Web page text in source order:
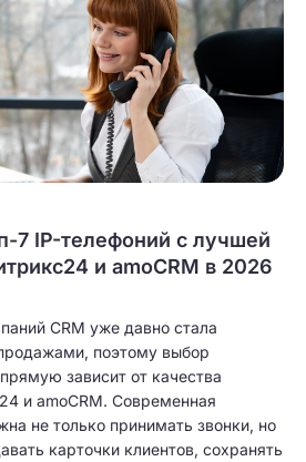
7 IP-телефоний с лучшей
и amoCRM в 2026
CRM уже давно стала
поэтому выбор
зависит от качества
и amoCRM. Современная
не только принимать звонки, но
карточки клиентов, сохранять